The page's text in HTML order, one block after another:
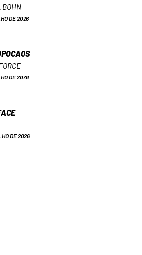
BOHN
DE 2026
DE 2026
DE 2026